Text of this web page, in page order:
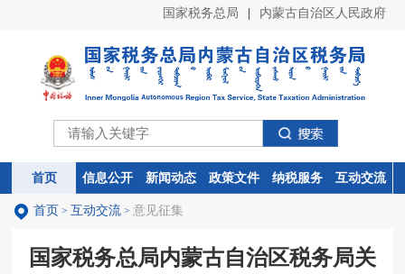
国家税务总局 内蒙古自治区人民政府
首页 信息公开 新闻动态 政策文件 纳税服务 互动交流
首页 信息公开 新闻动态 政策文件 纳税服务 互动交流
首页 > 互动交流> 意见征集
国家税务总局内蒙古自治区税务局关